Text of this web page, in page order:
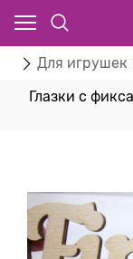
Для игрушек
Глазки с